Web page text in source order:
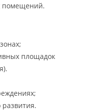
помещений.
площадок
развития.